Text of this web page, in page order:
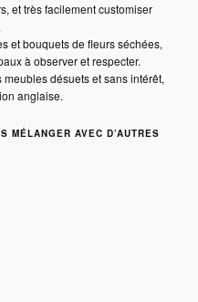
et très facilement customiser
et bouquets de fleurs séchées,
à observer et respecter.
désuets et sans intérêt,
anglaise.
MÉLANGER AVEC D’AUTRES